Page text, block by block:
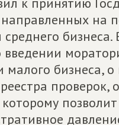
направленных на
бизнеса.
введении
малого бизнеса, о
проверок,